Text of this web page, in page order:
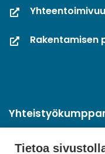
Tietoa